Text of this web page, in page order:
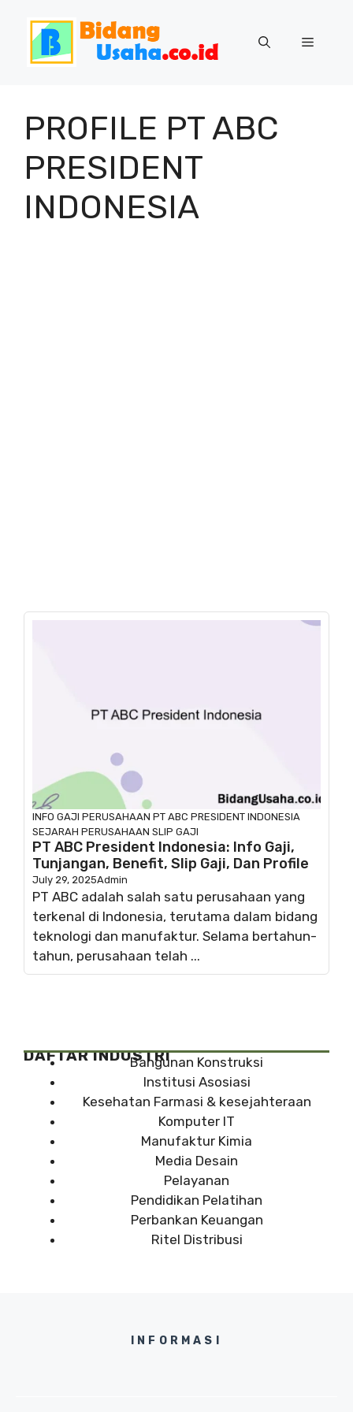
Menu
PROFILE PT ABC
PRESIDENT
INDONESIA
INFO GAJI PERUSAHAAN PT ABC PRESIDENT INDONESIA
SEJARAH PERUSAHAAN SLIP GAJI
PT ABC President Indonesia: Info Gaji,
Tunjangan, Benefit, Slip Gaji, Dan Profile
July 29, 2025Admin
PT ABC adalah salah satu perusahaan yang
terkenal di Indonesia, terutama dalam bidang
teknologi dan manufaktur. Selama bertahun-
tahun, perusahaan telah ...
DAFTAR INDUSTRIBangunan Konstruksi
Institusi Asosiasi
Kesehatan Farmasi & kesejahteraan
Komputer IT
Manufaktur Kimia
Media Desain
Pelayanan
Pendidikan Pelatihan
Perbankan Keuangan
Ritel Distribusi
INFORMASI